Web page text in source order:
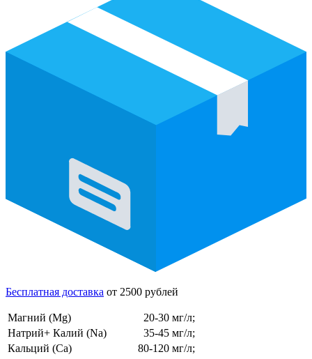
Бесплатная доставка от 2500 рублей
Магний (Mg)
20-30 мг/л;
Натрий+ Калий (Na)
35-45 мг/л;
Кальций (Ca)
80-120 мг/л;